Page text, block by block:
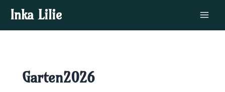
Inhalt
springen
Inka Lilie
Main
Menu
Garten2026